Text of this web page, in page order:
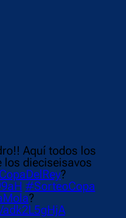
Aquí todos los
los dieciseisavos
?
#SorteoCopa
?